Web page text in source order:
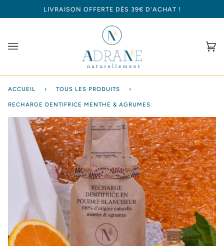
LIVRAISON OFFERTE DÈS 39€ D'ACHAT !
(0)
ACCUEIL › TOUS LES PRODUITS ›
RECHARGE DENTIFRICE MENTHE & AGRUMES